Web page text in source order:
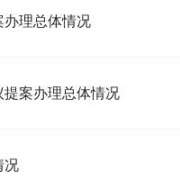
办理总体情况
提案办理总体情况
况